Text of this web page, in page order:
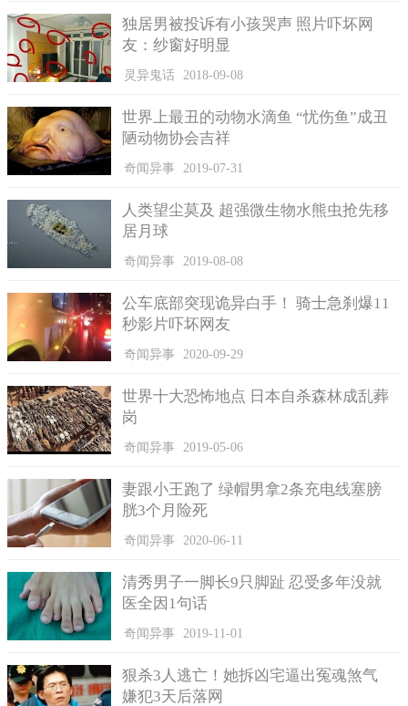
独居男被投诉有小孩哭声 照片吓坏网
友：纱窗好明显
灵异鬼话 2018-09-08
世界上最丑的动物水滴鱼 “忧伤鱼”成丑
陋动物协会吉祥
奇闻异事 2019-07-31
人类望尘莫及 超强微生物水熊虫抢先移
居月球
奇闻异事 2019-08-08
公车底部突现诡异白手！ 骑士急刹爆11
秒影片吓坏网友
奇闻异事 2020-09-29
世界十大恐怖地点 日本自杀森林成乱葬
岗
奇闻异事 2019-05-06
妻跟小王跑了 绿帽男拿2条充电线塞膀
胱3个月险死
奇闻异事 2020-06-11
清秀男子一脚长9只脚趾 忍受多年没就
医全因1句话
奇闻异事 2019-11-01
狠杀3人逃亡！她拆凶宅逼出冤魂煞气
嫌犯3天后落网